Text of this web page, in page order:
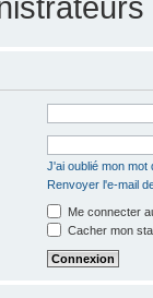
J'ai oublié mon mot
Renvoyer l'e-mail
Me connecter
Cacher mon